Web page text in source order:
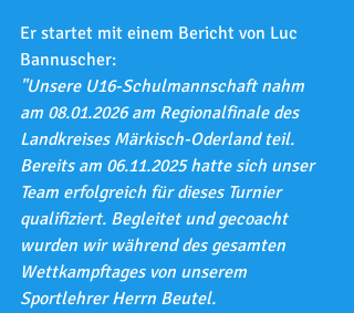
Er startet mit einem Bericht von Luc
Bannuscher:
"Unsere U16-Schulmannschaft nahm
am 08.01.2026 am Regionalfinale des
Landkreises Märkisch-Oderland teil.
Bereits am 06.11.2025 hatte sich unser
Team erfolgreich für dieses Turnier
qualifiziert. Begleitet und gecoacht
wurden wir während des gesamten
Wettkampftages von unserem
Sportlehrer Herrn Beutel.